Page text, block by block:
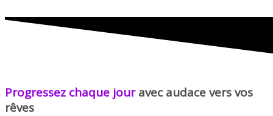
Progressez chaque jour avec audace vers vos
rêves